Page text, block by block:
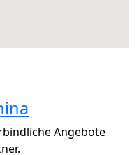
Angebote